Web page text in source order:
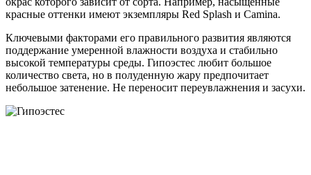
красные оттенки имеют экземпляры Red Splash и Camina.
Ключевыми факторами его правильного развития являются
поддержание умеренной влажности воздуха и стабильно
высокой температуры среды. Гипоэстес любит большое
количество света, но в полуденную жару предпочитает
небольшое затенение. Не переносит переувлажнения и засухи.